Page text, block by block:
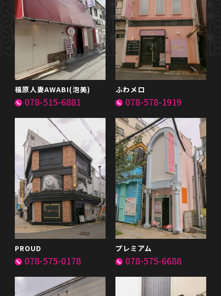
福原人妻AWABI(泡美)
078-515-6881
ふわメロ
078-578-1919
PROUD
078-575-0178
プレミアム
078-575-6688